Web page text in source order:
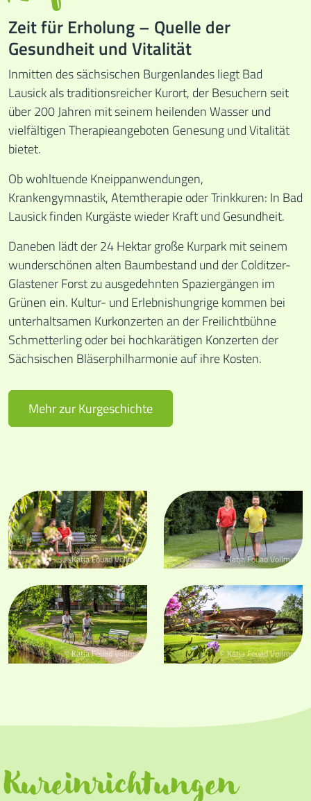
Zeit für Erholung – Quelle der
Gesundheit und Vitalität
Inmitten des sächsischen Burgenlandes liegt Bad
Lausick als traditionsreicher Kurort, der Besuchern seit
über 200 Jahren mit seinem heilenden Wasser und
vielfältigen Therapieangeboten Genesung und Vitalität
bietet.
Ob wohltuende Kneippanwendungen,
Krankengymnastik, ­Atemtherapie oder Trinkkuren: In Bad
Lausick finden Kurgäste wieder Kraft und Gesundheit.
Daneben lädt der 24 Hektar große Kurpark mit seinem
wunderschönen alten Baumbestand und der Colditzer-
Glastener Forst zu ausgedehnten Spaziergängen im
Grünen ein. Kultur- und Erlebnishungrige kommen bei
unterhaltsamen Kurkonzerten an der Freilichtbühne
Schmetterling oder bei hochkarätigen Konzerten der
Sächsischen Bläserphilharmonie auf ihre Kosten.
Mehr zur Kurgeschichte
© Katja Fouad Vollmer © Katja Fouad Vollmer
© Katja Fouad Vollmer © Katja Fouad Vollmer
Kureinrichtungen